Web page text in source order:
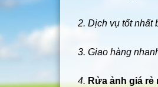
2. Dịch vụ tốt nhất
3. Giao hàng
4. Rửa ảnh giá rẻ